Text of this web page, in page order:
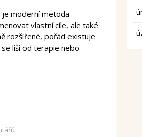
je moderní metoda
vlastní cíle, ale také
rozšířené, pořád existuje
liší od terapie nebo